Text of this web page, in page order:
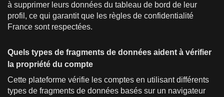
à supprimer leurs données du tableau de bord de leur
profil, ce qui garantit que les règles de confidentialité
France sont respectées.
Quels types de fragments de données aident à vérifier
la propriété du compte
Cette plateforme vérifie les comptes en utilisant différents
types de fragments de données basés sur un navigateur